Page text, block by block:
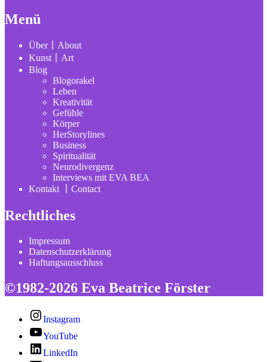
Menü
Über〡About
Kunst〡Art
Blog
Blogorakel
Leben
Kreativität
Gefühle
Körper
HerStorylines
Business
Spiritualität
Neurodivergenz
Interviews mit EVA BEA
Kontakt 〡Contact
Rechtliches
Impressum
Datenschutzerklärung
Haftungsausschluss
©1982-2026 Eva Beatrice Förster
Instagram
YouTube
LinkedIn